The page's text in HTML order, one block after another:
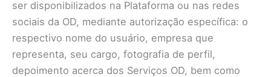
ser disponibilizados na Plataforma ou nas redes
sociais da OD, mediante autorização específica: o
respectivo nome do usuário, empresa que
representa, seu cargo, fotografia de perfil,
depoimento acerca dos Serviços OD, bem como